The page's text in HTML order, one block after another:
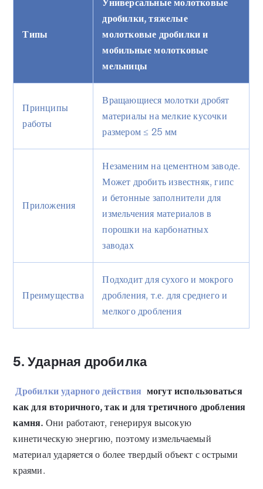
Типы
Универсальные молотковые
дробилки, тяжелые
молотковые дробилки и
мобильные молотковые
мельницы
Принципы
работы
Вращающиеся молотки дробят
материалы на мелкие кусочки
размером ≤ 25 мм
Приложения
Незаменим на цементном заводе.
Может дробить известняк, гипс
и бетонные заполнители для
измельчения материалов в
порошки на карбонатных
заводах
Преимущества
Подходит для сухого и мокрого
дробления, т.е. для среднего и
мелкого дробления
5. Ударная дробилка
Дробилки ударного действия могут использоваться
как для вторичного, так и для третичного дробления
камня. Они работают, генерируя высокую
кинетическую энергию, поэтому измельчаемый
материал ударяется о более твердый объект с острыми
краями.